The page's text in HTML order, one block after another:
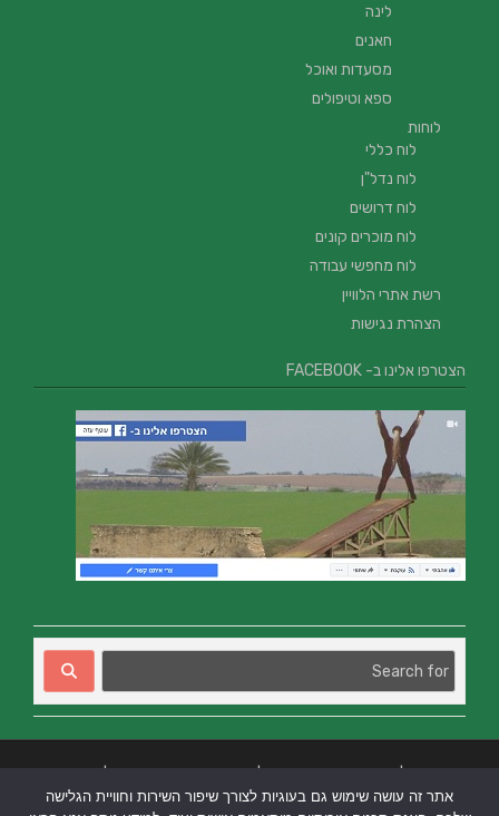
לינה
חאנים
מסעדות ואוכל
ספא וטיפולים
לוחות
לוח כללי
לוח נדל"ן
לוח דרושים
לוח מוכרים קונים
לוח מחפשי עבודה
רשת אתרי הלוויין
הצהרת נגישות
הצטרפו אלינו ב- FACEBOOK
בבאר שבע |
אתר זה עושה שימוש גם בעוגיות לצורך שיפור השירות וחוויית הגלישה